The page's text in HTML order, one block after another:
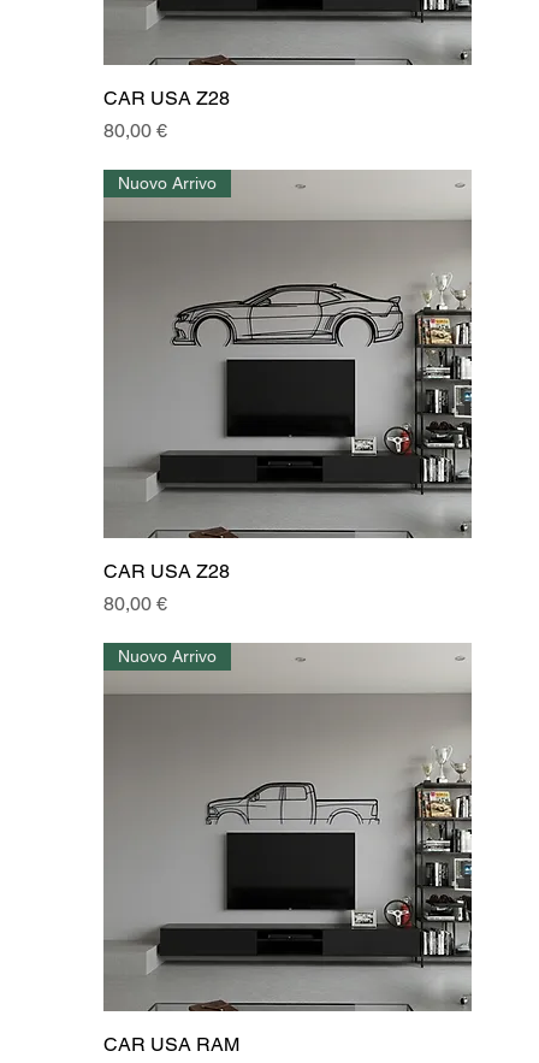
CAR USA Z28
Prezzo
80,00 €
Nuovo Arrivo
CAR USA Z28
Prezzo
80,00 €
Nuovo Arrivo
CAR USA RAM